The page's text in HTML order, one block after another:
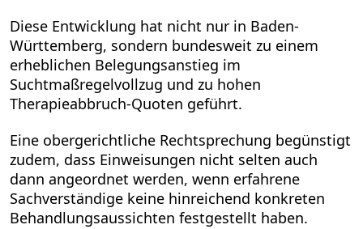
Diese Entwicklung hat nicht nur in Baden-
Württemberg, sondern bundesweit zu einem
erheblichen Belegungsanstieg im
Suchtmaßregelvollzug und zu hohen
Therapieabbruch-Quoten geführt.
Eine obergerichtliche Rechtsprechung begünstigt
zudem, dass Einweisungen nicht selten auch
dann angeordnet werden, wenn erfahrene
Sachverständige keine hinreichend konkreten
Behandlungsaussichten festgestellt haben.